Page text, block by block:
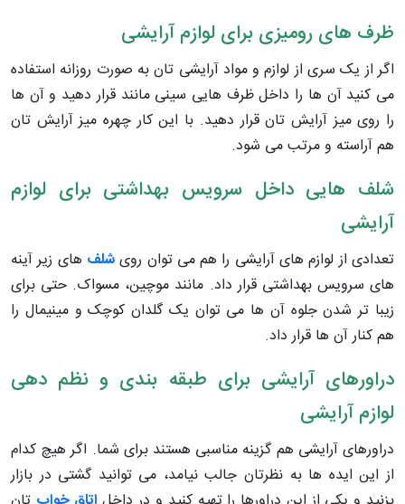
ظرف های رومیزی برای لوازم آرایشی
اگر از یک سری از لوازم و مواد آرایشی تان به صورت روزانه استفاده
می کنید آن ها را داخل ظرف هایی سینی مانند قرار دهید و آن ها
را روی میز آرایش تان قرار دهید. با این کار چهره میز آرایش تان
هم آراسته و مرتب می شود.
شلف هایی داخل سرویس بهداشتی برای لوازم
آرایشی
تعدادی از لوازم های آرایشی را هم می توان رویشلف های زیر آینه
های سرویس بهداشتی قرار داد. مانند موچین، مسواک. حتی برای
زیبا تر شدن جلوه آن ها می توان یک گلدان کوچک و مینیمال را
هم کنار آن ها قرار داد.
دراورهای آرایشی برای طبقه بندی و نظم دهی
لوازم آرایشی
دراورهای آرایشی هم گزینه مناسبی هستند برای شما. اگر هیچ کدام
از این ایده ها به نظرتان جالب نیامد، می توانید گشتی در بازار